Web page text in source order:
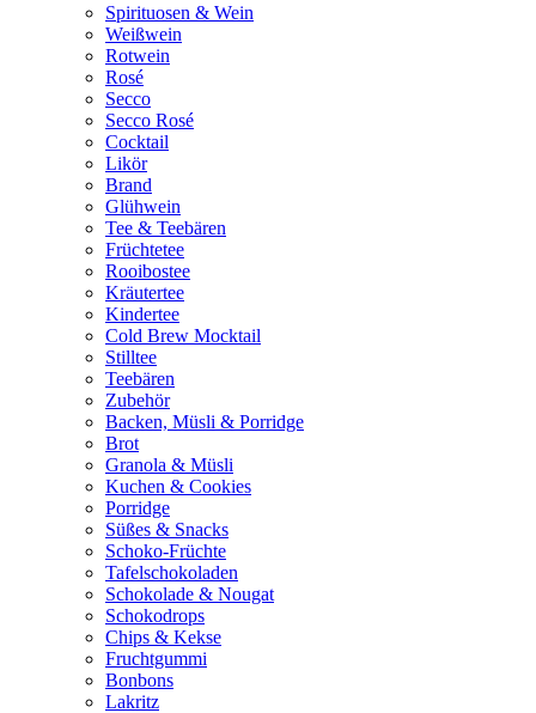
Spirituosen & Wein
Weißwein
Rotwein
Rosé
Secco
Secco Rosé
Cocktail
Likör
Brand
Glühwein
Tee & Teebären
Früchtetee
Rooibostee
Kräutertee
Kindertee
Cold Brew Mocktail
Stilltee
Teebären
Zubehör
Backen, Müsli & Porridge
Brot
Granola & Müsli
Kuchen & Cookies
Porridge
Süßes & Snacks
Schoko-Früchte
Tafelschokoladen
Schokolade & Nougat
Schokodrops
Chips & Kekse
Fruchtgummi
Bonbons
Lakritz